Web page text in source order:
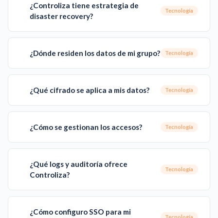
¿Controliza tiene estrategia de
disaster recovery?
Tecnología
¿Dónde residen los datos de mi grupo? Tecnología
¿Qué cifrado se aplica a mis datos? Tecnología
¿Cómo se gestionan los accesos? Tecnología
¿Qué logs y auditoría ofrece
Controliza?
Tecnología
¿Cómo configuro SSO para mi